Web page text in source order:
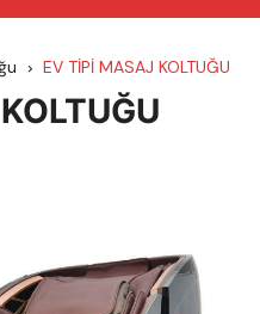
EV TİPİ MASAJ KOLTUĞU